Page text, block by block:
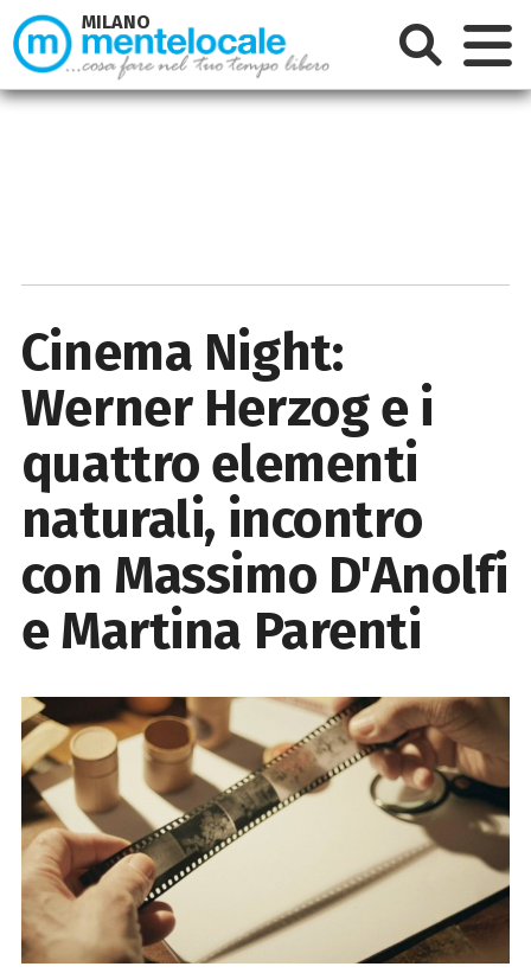
Cinema Night:
Werner Herzog e i
quattro elementi
naturali, incontro
con Massimo D'Anolfi
e Martina Parenti
MILANO